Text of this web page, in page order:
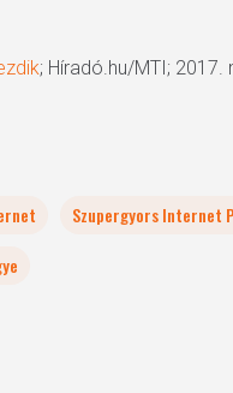
; Híradó.hu/MTI; 2017.
Szupergyors Internet